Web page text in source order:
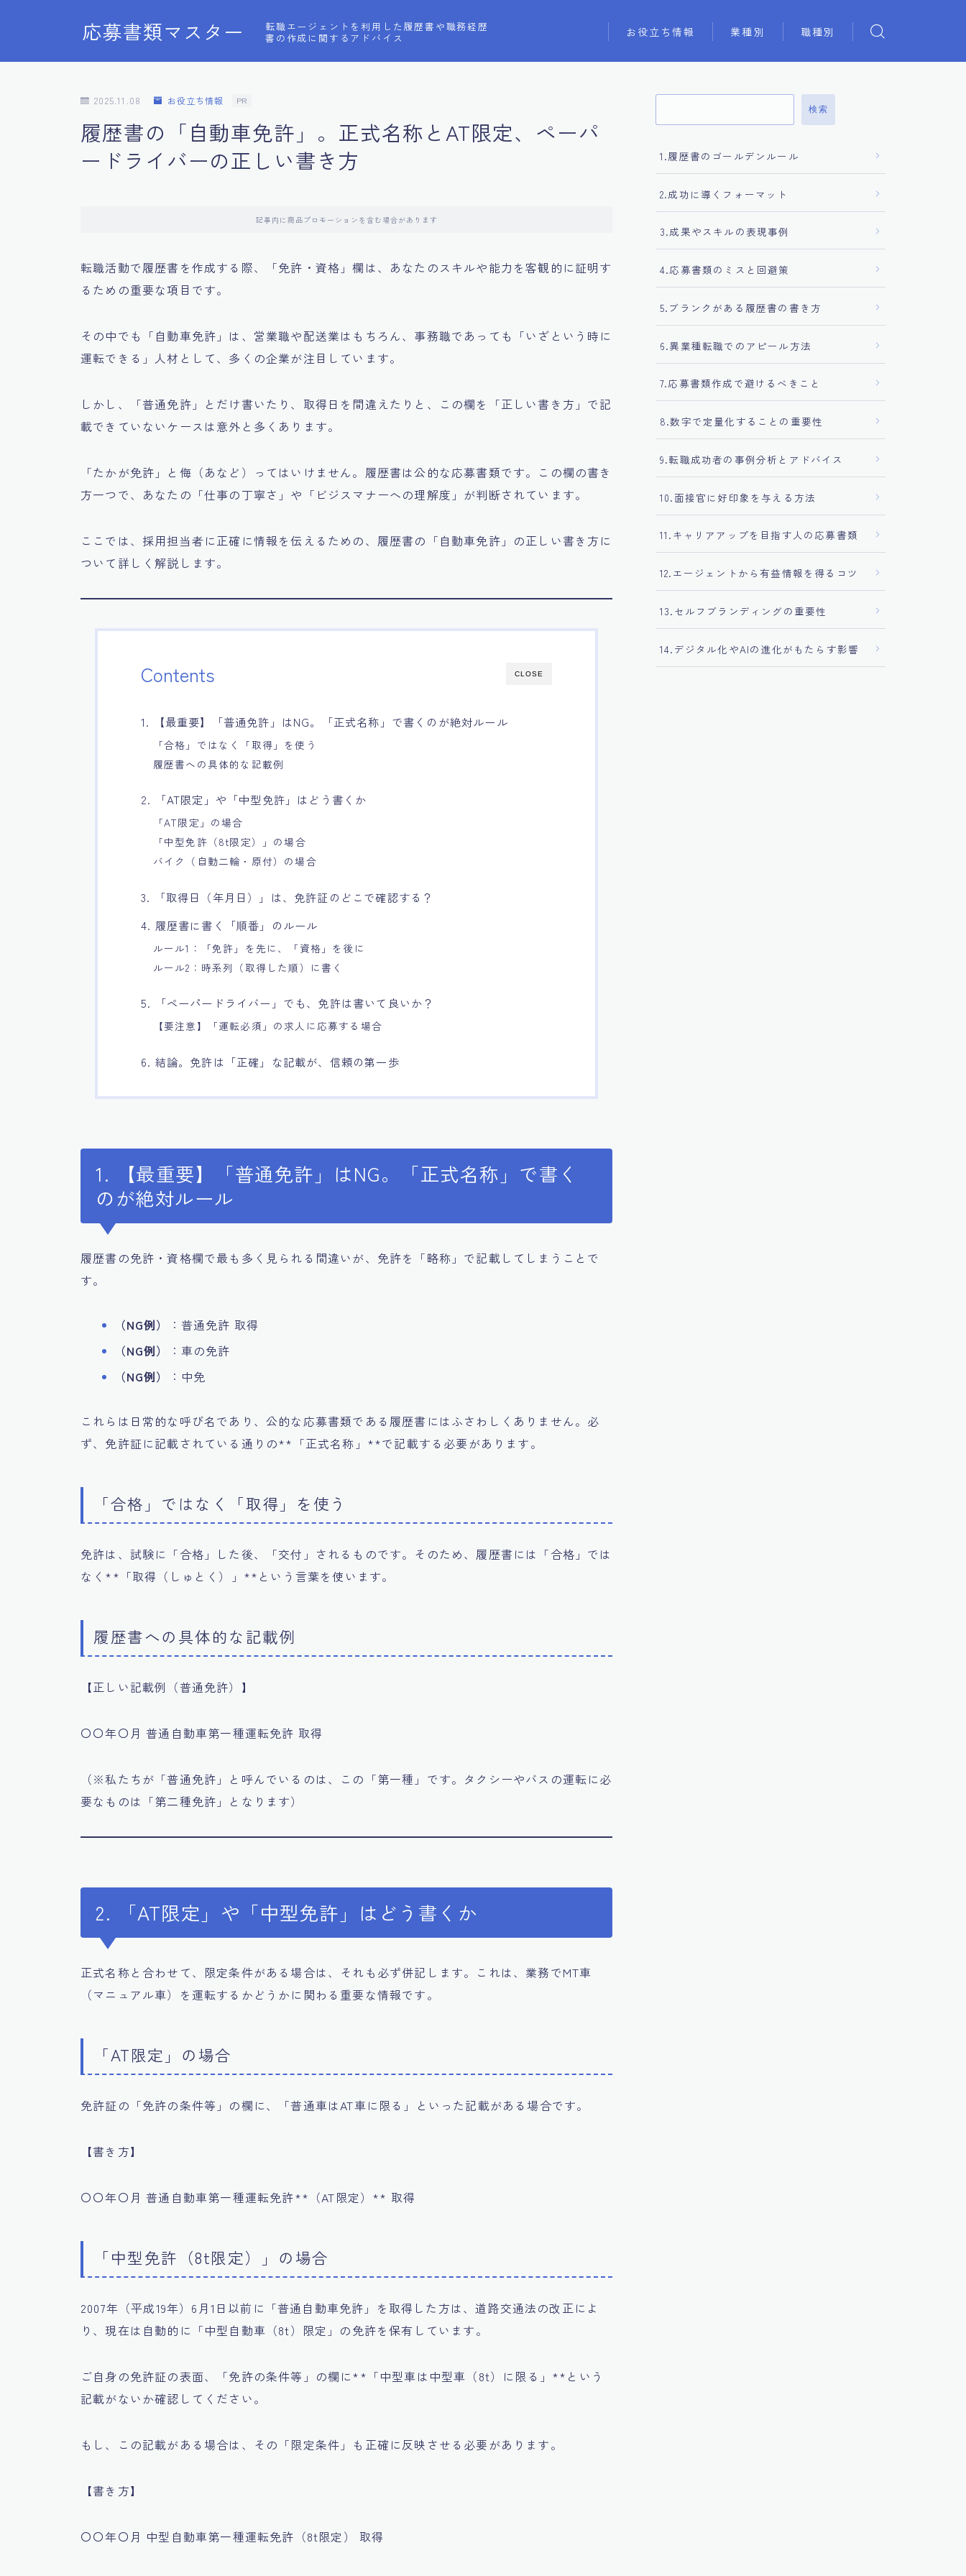
応募書類マスター
転職エージェントを利用した履歴書や職務経歴
書の作成に関するアドバイス
お役立ち情報 業種別 職種別
2025.11.08 お役立ち情報 PR
履歴書の「自動車免許」。正式名称とAT限定、ペーパ
ードライバーの正しい書き方
記事内に商品プロモーションを含む場合があります
転職活動で履歴書を作成する際、「免許・資格」欄は、あなたのスキルや能力を客観的に証明す
るための重要な項目です。
その中でも「自動車免許」は、営業職や配送業はもちろん、事務職であっても「いざという時に
運転できる」人材として、多くの企業が注目しています。
しかし、「普通免許」とだけ書いたり、取得日を間違えたりと、この欄を「正しい書き方」で記
載できていないケースは意外と多くあります。
「たかが免許」と侮（あなど）ってはいけません。履歴書は公的な応募書類です。この欄の書き
方一つで、あなたの「仕事の丁寧さ」や「ビジスマナーへの理解度」が判断されています。
ここでは、採用担当者に正確に情報を伝えるための、履歴書の「自動車免許」の正しい書き方に
ついて詳しく解説します。
CLOSE
Contents
1. 【最重要】「普通免許」はNG。「正式名称」で書くのが絶対ルール
「合格」ではなく「取得」を使う
履歴書への具体的な記載例
2. 「AT限定」や「中型免許」はどう書くか
「AT限定」の場合
「中型免許（8t限定）」の場合
バイク（自動二輪・原付）の場合
3. 「取得日（年月日）」は、免許証のどこで確認する？
4. 履歴書に書く「順番」のルール
ルール1：「免許」を先に、「資格」を後に
ルール2：時系列（取得した順）に書く
5. 「ペーパードライバー」でも、免許は書いて良いか？
【要注意】「運転必須」の求人に応募する場合
6. 結論。免許は「正確」な記載が、信頼の第一歩
1. 【最重要】「普通免許」はNG。「正式名称」で書く
のが絶対ルール
履歴書の免許・資格欄で最も多く見られる間違いが、免許を「略称」で記載してしまうことで
す。
（NG例）
：普通免許 取得
（NG例）
：車の免許
（NG例）
：中免
これらは日常的な呼び名であり、公的な応募書類である履歴書にはふさわしくありません。必
ず、免許証に記載されている通りの**「正式名称」**で記載する必要があります。
「合格」ではなく「取得」を使う
免許は、試験に「合格」した後、「交付」されるものです。そのため、履歴書には「合格」では
なく**「取得（しゅとく）」**という言葉を使います。
履歴書への具体的な記載例
【正しい記載例（普通免許）】
〇〇年〇月 普通自動車第一種運転免許 取得
（※私たちが「普通免許」と呼んでいるのは、この「第一種」です。タクシーやバスの運転に必
要なものは「第二種免許」となります）
2. 「AT限定」や「中型免許」はどう書くか
正式名称と合わせて、限定条件がある場合は、それも必ず併記します。これは、業務でMT車
（マニュアル車）を運転するかどうかに関わる重要な情報です。
「AT限定」の場合
免許証の「免許の条件等」の欄に、「普通車はAT車に限る」といった記載がある場合です。
【書き方】
〇〇年〇月 普通自動車第一種運転免許**（AT限定）** 取得
「中型免許（8t限定）」の場合
2007年（平成19年）6月1日以前に「普通自動車免許」を取得した方は、道路交通法の改正によ
り、現在は自動的に「中型自動車（8t）限定」の免許を保有しています。
ご自身の免許証の表面、「免許の条件等」の欄に**「中型車は中型車（8t）に限る」**という
記載がないか確認してください。
もし、この記載がある場合は、その「限定条件」も正確に反映させる必要があります。
【書き方】
〇〇年〇月 中型自動車第一種運転免許（8t限定） 取得
検索
1.履歴書のゴールデンルール
2.成功に導くフォーマット
3.成果やスキルの表現事例
4.応募書類のミスと回避策
5.ブランクがある履歴書の書き方
6.異業種転職でのアピール方法
7.応募書類作成で避けるべきこと
8.数字で定量化することの重要性
9.転職成功者の事例分析とアドバイス
10.面接官に好印象を与える方法
11.キャリアアップを目指す人の応募書類
12.エージェントから有益情報を得るコツ
13.セルフブランディングの重要性
14.デジタル化やAIの進化がもたらす影響